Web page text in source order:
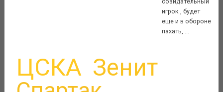
игрок , будет
еще и в обороне
пахать, ...
ЦСКА Зенит